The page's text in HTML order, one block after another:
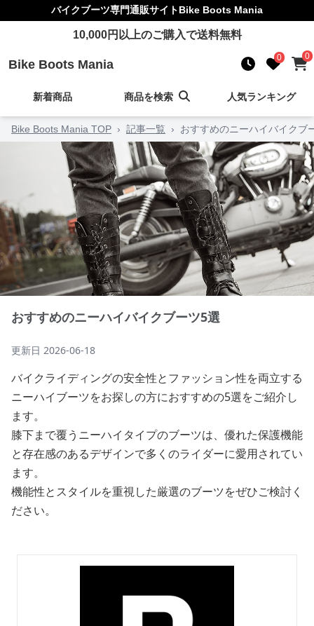
バイクブーツ専門通販サイトBike Boots Mania
10,000円以上のご購入で送料無料
Bike Boots Mania 0 0
新着商品 商品を検索 人気ランキング
Bike Boots Mania TOP › 記事一覧 › おすすめのニーハイバイクブ
おすすめのニーハイバイクブーツ5選
更新日 2026-06-18
バイクライディングの安全性とファッション性を両立する
ニーハイブーツをお探しの方におすすめの5選をご紹介し
ます。
膝下まで覆うニーハイタイプのブーツは、優れた保護機能
と存在感のあるデザインで多くのライダーに愛用されてい
ます。
機能性とスタイルを重視した厳選のブーツをぜひご検討く
ださい。